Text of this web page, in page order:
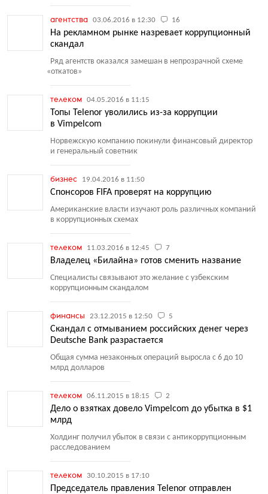
агентства 03.06.2016 в 12:30 16
На рекламном рынке назревает коррупционный
скандал
Ряд агентств оказался замешан в непрозрачной схеме
«откатов»
телеком 04.05.2016 в 11:15
Топы Telenor уволились из-за коррупции
в Vimpelcom
Норвежскую компанию покинули финансовый директор
и генеральный советник
бизнес 19.04.2016 в 11:50
Спонсоров FIFA проверят на коррупцию
Американские власти изучают роль различных компаний
в коррупционных схемах
телеком 11.03.2016 в 12:45 7
Владелец «Билайна» готов сменить название
Специалисты связывают это желание с узбекским
коррупционным скандалом
финансы 23.12.2015 в 12:50 5
Скандал с отмыванием российских денег через
Deutsche Bank разрастается
Общая сумма незаконных операций выросла с 6 до 10
млрд долларов
телеком 06.11.2015 в 18:15 2
Дело о взятках довело Vimpelcom до убытка в $1
млрд
Холдинг получил убыток в связи с антикоррупционным
расследованием
телеком 30.10.2015 в 17:10
Председатель правления Telenor отправлен